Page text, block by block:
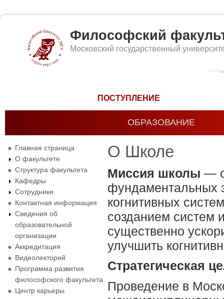
Философский
Московский государственный
ПОСТУПЛЕНИЕ
ОБРАЗОВАНИЕ
Главная страница
О факультете
Структура факультета
Кафедры
Сотрудники
Контактная информация
Сведения об
образовательной
организации
Аккредитация
Видеолекторий
Программа развития
философского факультета
Центр карьеры
О Школе
Миссия школы —
фундаментальных
когнитивных
созданием систем
существенно
улучшить
Стратегическая
Проведение в